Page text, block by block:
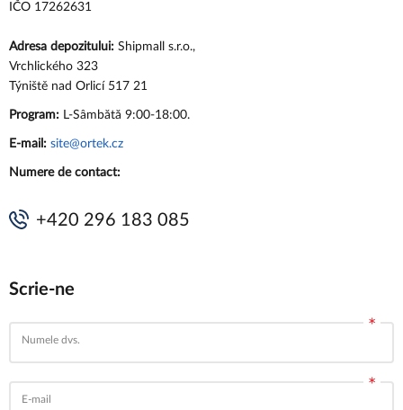
IČО 17262631
Adresa depozitului: Shipmall s.r.o.,
Vrchlického 323
Týniště nad Orlicí 517 21
Program: L-Sâmbătă 9:00-18:00.
E-mail: site@ortek.cz
Numere de contact:
+420 296 183 085
Scrie-ne
Numele dvs.
E-mail